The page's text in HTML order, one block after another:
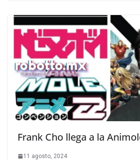
Frank Cho llega a la
11 agosto, 2024